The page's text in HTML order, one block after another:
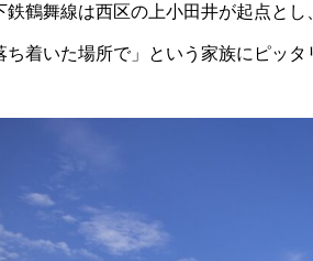
鉄鶴舞線は西区の上小田井が起点と
ち着いた場所で」という家族にピッタ